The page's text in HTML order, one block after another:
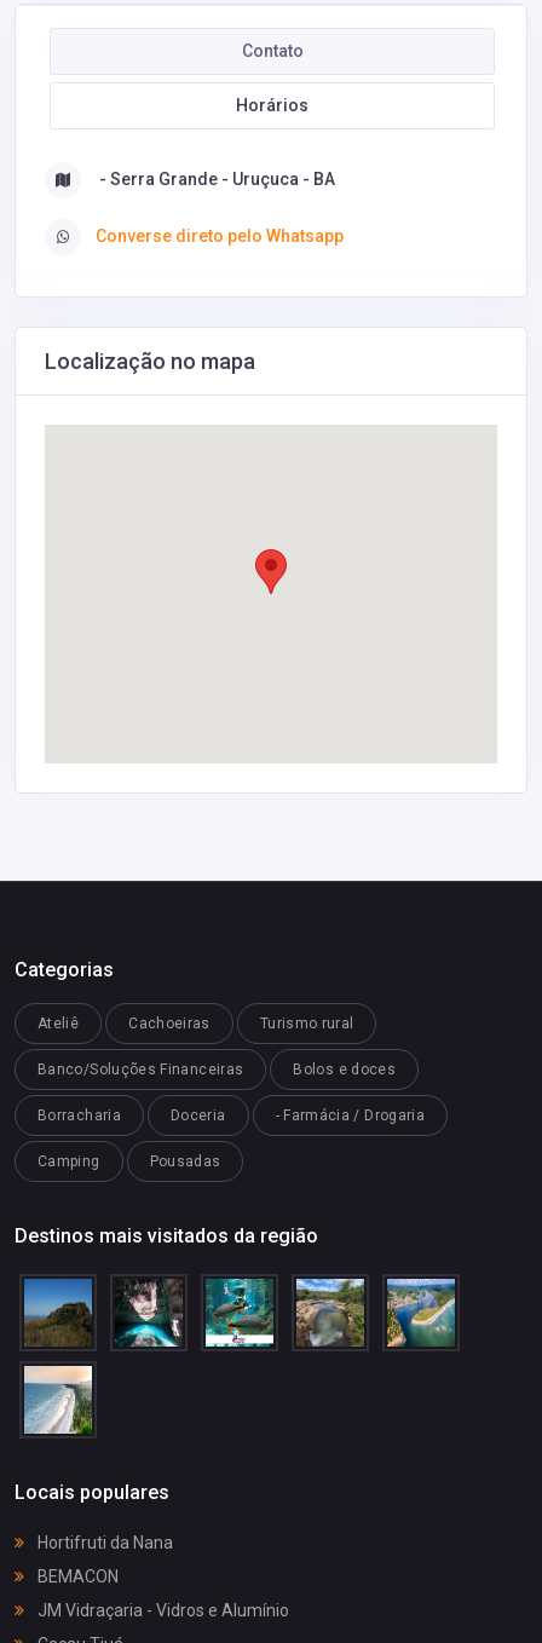
Contato
Horários
- Serra Grande - Uruçuca - BA
Converse direto pelo Whatsapp
Localização no mapa
Categorias
Ateliê Cachoeiras Turismo rural
Banco/Soluções Financeiras Bolos e doces
Borracharia Doceria - Farmácia / Drogaria
Camping Pousadas
Destinos mais visitados da região
Locais populares
Hortifruti da Nana
BEMACON
JM Vidraçaria - Vidros e Alumínio